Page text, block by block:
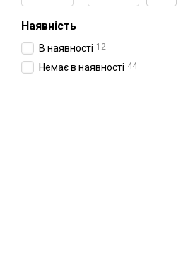
Наявність
В наявності 12
Немає в наявності 44